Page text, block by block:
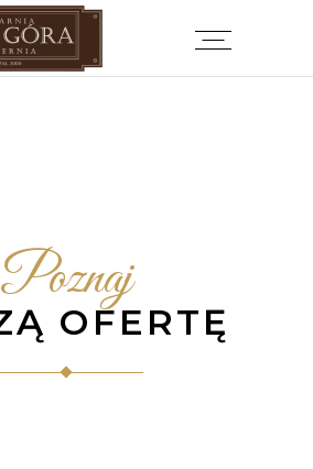
Poznaj
OFERTĘ